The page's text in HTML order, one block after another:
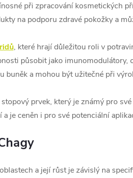
při zpracování kosmetických
na podporu zdravé pokožky a
, které hrají důležitou roli v
působit jako imunomodulátory,
a mohou být užitečné při
stopový prvek, který je známý pro
je ceněn i pro své potenciální
a její růst je závislý na